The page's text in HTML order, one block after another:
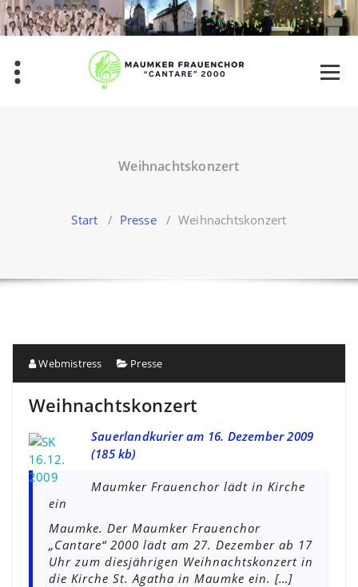
Zum
Inhalt
springen
Weihnachtskonzert
Start / Presse/Weihnachtskonzert
Webmistress Presse
Weihnachtskonzert
Sauerlandkurier am 16. Dezember 2009
(185 kb)
Maumker Frauenchor lädt in Kirche
ein
Maumke. Der Maumker Frauenchor
„Cantare“ 2000 lädt am 27. Dezember ab 17
Uhr zum diesjährigen Weihnachtskonzert in
die Kirche St. Agatha in Maumke ein. […]